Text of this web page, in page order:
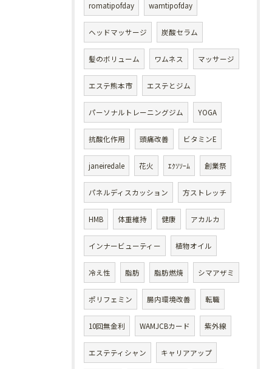
romatipofday wamtipofday
ヘッドマッサージ 炭酸セラム
髪のボリューム ワムネス マッサージ
エステ熊本市 エステとジム
パーソナルトレーニングジム YOGA
抗酸化作用 頭痛改善 ビタミンE
janeiredale 花火 ｴｸｿｿｰﾑ 創業祭
パネルディスカッション 方ストレッチ
HMB 体重維持 健康 アカルカ
インナービューティー 植物オイル
冷え性 脂肪 脂肪燃焼 シマアザミ
ポリフェミン 腸内環境改善 転職
10回無金利 WAMJCBカード 紫外線
エステティシャン キャリアアップ